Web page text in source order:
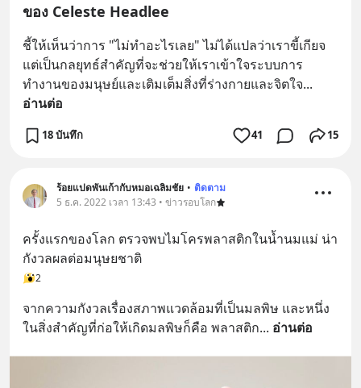
ของ Celeste Headlee
ชี้ให้เห็นว่าการ "ไม่ทำอะไรเลย" ไม่ได้แปลว่าเราขี้เกียจ
แต่เป็นกลยุทธ์สำคัญที่จะช่วยให้เราเข้าใจระบบการ
ทำงานของมนุษย์และเติมเต็มสิ่งที่ร่างกายและจิตใจ
อ่านต่อ
18 บันทึก 41 15
ร้อยแปดพันเก้ากับหมอเฉลิมชัย • ติดตาม
5 ธ.ค. 2022 เวลา 13:43 • ข่าวรอบโลก
ครั้งแรกของโลก ตรวจพบไมโครพลาสติกในน้ำนมแม่ น่า
กังวลผลต่อมนุษยชาติ
2
จากความกังวลเรื่องสภาพแวดล้อมที่เป็นมลพิษ และหนึ่ง
ในสิ่งสำคัญที่ก่อให้เกิดมลพิษก็คือ พลาสติก... อ่านต่อ